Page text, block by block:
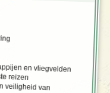
en vliegvelden
reizen
veiligheid van